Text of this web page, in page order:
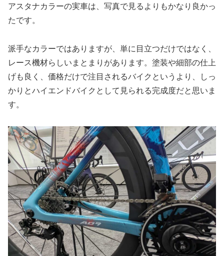
アスタナカラーの実車は、写真で見るよりもかなり良かっ
たです。
派手なカラーではありますが、単に目立つだけではなく、
レース機材らしいまとまりがあります。塗装や細部の仕上
げも良く、価格だけで注目されるバイクというより、しっ
かりとハイエンドバイクとして見られる完成度だと思いま
す。